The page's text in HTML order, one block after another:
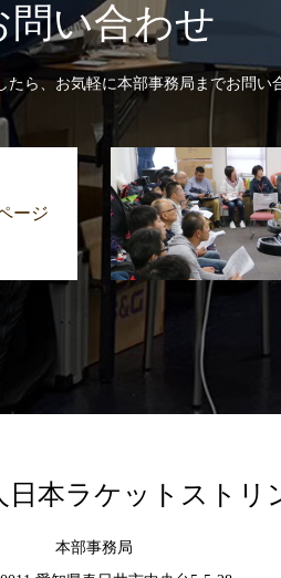
問い合わせ
ら、お気軽に本部事務局までお問い
ージ
日本ラケットストリ
本部事務局